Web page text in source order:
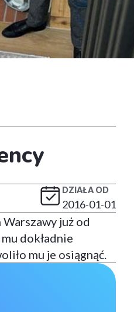
DZIAŁA OD
2016-01-01
już od
dokładnie
mu je osiągnąć.